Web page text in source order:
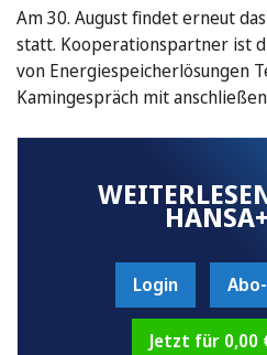
Am 30. August findet erneut
statt. Kooperationspartner ist
von Energiespeicherlösungen
Kamingespräch mit
Login
Jetzt für 0,00